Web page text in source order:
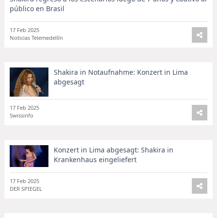
público en Brasil
17 Feb 2025
Noticias Telemedellín
Shakira in Notaufnahme: Konzert in Lima
abgesagt
17 Feb 2025
Swissinfo
Konzert in Lima abgesagt: Shakira in
Krankenhaus eingeliefert
17 Feb 2025
DER SPIEGEL